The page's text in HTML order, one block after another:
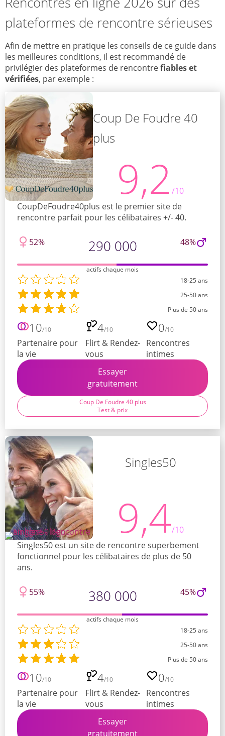
plateformes de rencontre sérieuses
Afin de mettre en pratique les conseils de ce guide dans
les meilleures conditions, il est recommandé de
privilégier des plateformes de rencontrefiables et
vérifiées, par exemple :
Coup De Foudre 40
plus
9,2 /10
CoupDeFoudre40plus est le premier site de
rencontre parfait pour les célibataires +/- 40.
52% 290 000 48%
actifs chaque mois
18-25 ans
25-50 ans
Plus de 50 ans
10/10
Partenaire pour
la vie
4/10
Flirt & Rendez-
vous
0/10
Rencontres
intimes
Essayer
gratuitement
Coup De Foudre 40 plus
Test & prix
Singles50
9,4/10
Singles50 est un site de rencontre superbement
fonctionnel pour les célibataires de plus de 50
ans.
55% 380 000 45%
actifs chaque mois
18-25 ans
25-50 ans
Plus de 50 ans
10/10
Partenaire pour
la vie
4/10
Flirt & Rendez-
vous
0/10
Rencontres
intimes
Essayer
gratuitement